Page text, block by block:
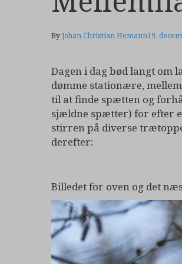
ByJohan Christian Homann19.
Dagen i dag bød langt om
dømme stationære,
til at finde spætten og
sjældne spætter) for efter
stirren på diverse
derefter:
Billedet for oven og det